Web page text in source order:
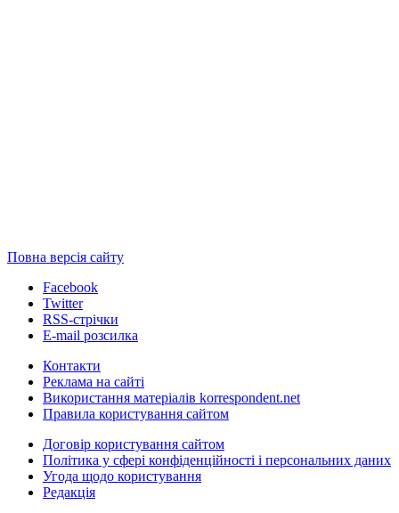
Повна версія сайту
Facebook
Twitter
RSS-стрічки
E-mail розсилка
Контакти
Реклама на сайті
Використання матеріалів korrespondent.net
Правила користування сайтом
Договір користування сайтом
Політика у сфері конфіденційності і персональних даних
Угода щодо користування
Редакція